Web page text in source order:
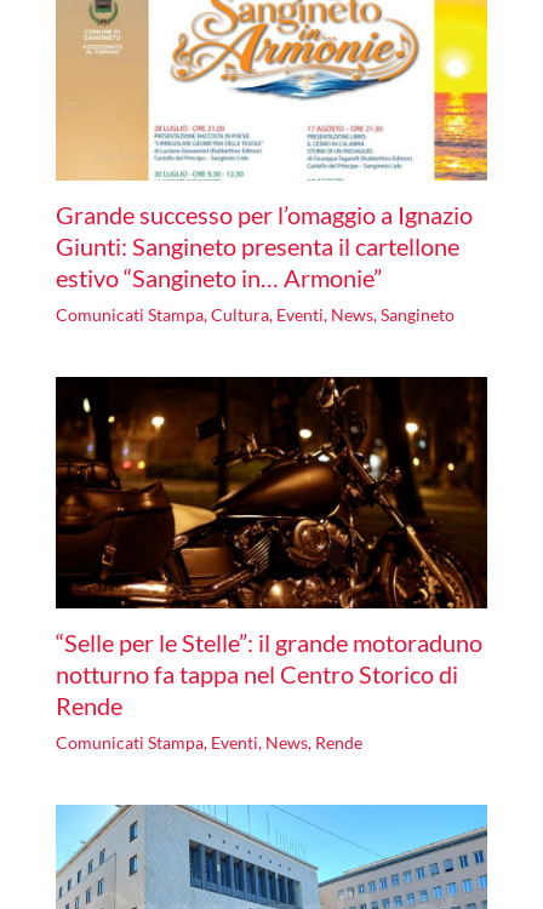
Grande successo per l’omaggio a Ignazio
Giunti: Sangineto presenta il cartellone
estivo “Sangineto in… Armonie”
Comunicati Stampa,Cultura, Eventi, News,Sangineto
“Selle per le Stelle”: il grande motoraduno
notturno fa tappa nel Centro Storico di
Rende
Comunicati Stampa, Eventi, News, Rende